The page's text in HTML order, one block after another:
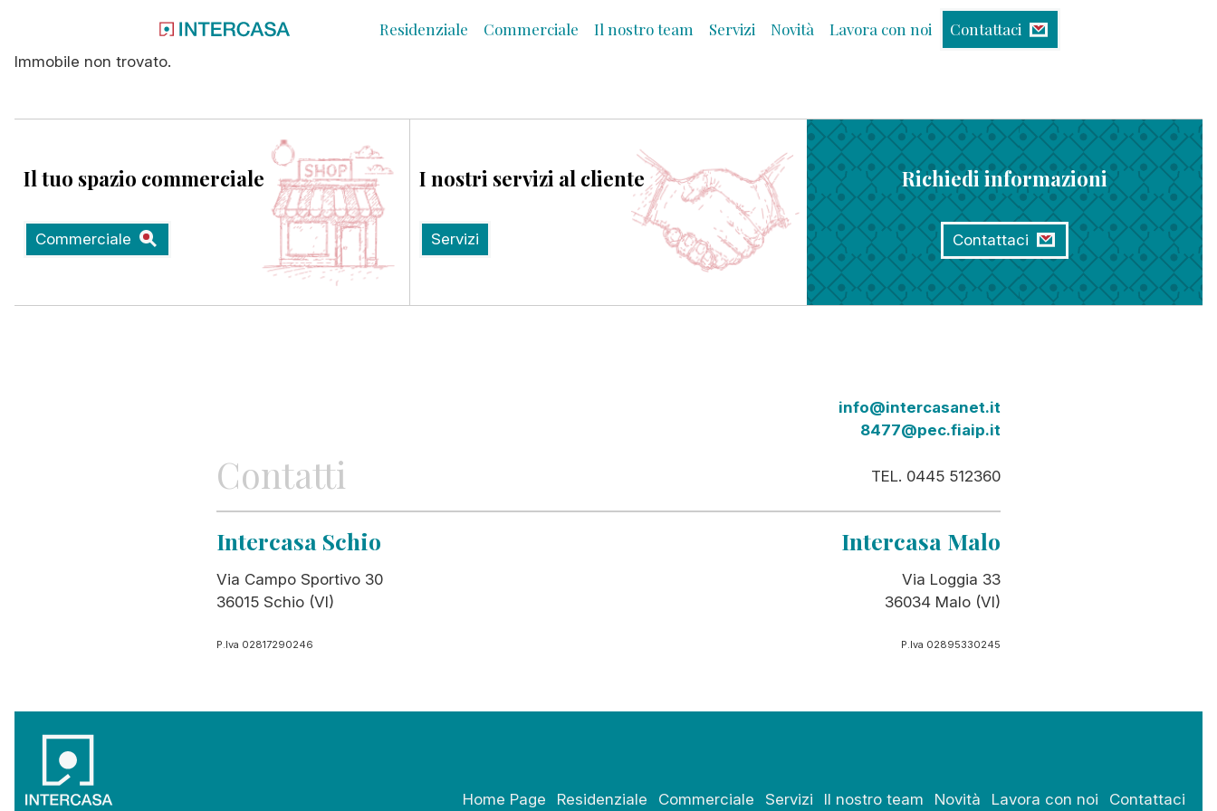
Residenziale Commerciale Il nostro team Servizi Novità Lavora con noi Contattaci
Immobile non trovato.
Il tuo spazio commerciale
Commerciale
I nostri servizi al cliente
Servizi
Richiedi informazioni
Contattaci
Contatti
info@intercasanet.it
8477@pec.fiaip.it
TEL. 0445 512360
Intercasa Schio
Via Campo Sportivo 30
36015 Schio (VI)
P.Iva 02817290246
Intercasa Malo
Via Loggia 33
36034 Malo (VI)
P.Iva 02895330245
Home Page Residenziale Commerciale Servizi Il nostro team Novità Lavora con noi Contattaci